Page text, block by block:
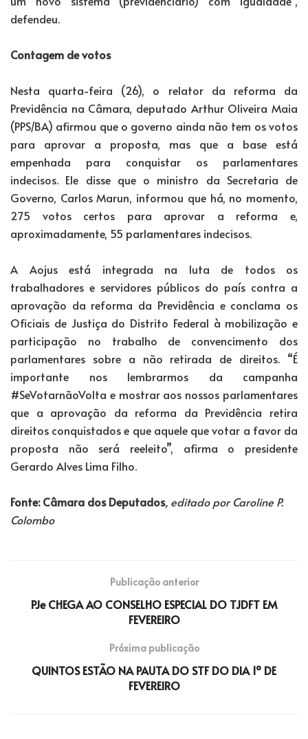
defendeu.
Contagem de votos
Nesta quarta-feira (26), o relator da reforma da
Previdência na Câmara, deputado Arthur Oliveira Maia
(PPS/BA) afirmou que o governo ainda não tem os votos
para aprovar a proposta, mas que a base está
empenhada para conquistar os parlamentares
indecisos. Ele disse que o ministro da Secretaria de
Governo, Carlos Marun, informou que há, no momento,
275 votos certos para aprovar a reforma e,
aproximadamente, 55 parlamentares indecisos.
A Aojus está integrada na luta de todos os
trabalhadores e servidores públicos do país contra a
aprovação da reforma da Previdência e conclama os
Oficiais de Justiça do Distrito Federal à mobilização e
participação no trabalho de convencimento dos
parlamentares sobre a não retirada de direitos. “É
importante nos lembrarmos da campanha
#SeVotarnãoVolta e mostrar aos nossos parlamentares
que a aprovação da reforma da Previdência retira
direitos conquistados e que aquele que votar a favor da
proposta não será reeleito”, afirma o presidente
Gerardo Alves Lima Filho.
Fonte: Câmara dos Deputados, editado por Caroline P.
Colombo
Publicação anterior
PJe CHEGA AO CONSELHO ESPECIAL DO TJDFT EM
FEVEREIRO
Próxima publicação
QUINTOS ESTÃO NA PAUTA DO STF DO DIA 1º DE
FEVEREIRO